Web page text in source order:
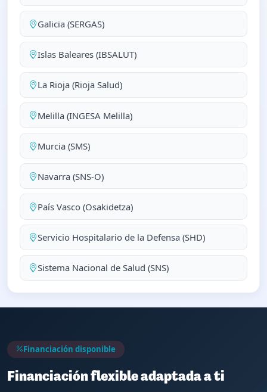
Galicia (SERGAS)
Islas Baleares (IBSALUT)
La Rioja (Rioja Salud)
Melilla (INGESA Melilla)
Murcia (SMS)
Navarra (SNS-O)
País Vasco (Osakidetza)
Servicio Hospitalario de la Defensa (SHD)
Sistema Nacional de Salud (SNS)
Financiación disponible
Financiación flexible adaptada a ti